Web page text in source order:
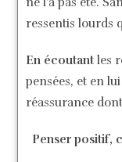
ressentis lourds
En écoutantles
pensées, et en
réassurance
Penser positif,